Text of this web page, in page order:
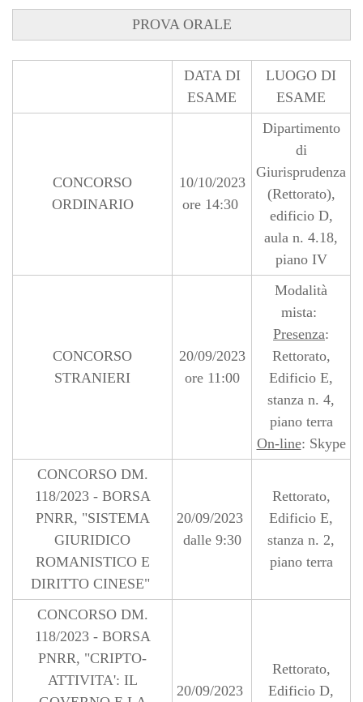
PROVA ORALE
DATA DI
ESAME
LUOGO DI
ESAME
CONCORSO
ORDINARIO
10/10/2023
ore 14:30
Dipartimento
di
Giurisprudenza
(Rettorato),
edificio D,
aula n. 4.18,
piano IV
CONCORSO
STRANIERI
20/09/2023
ore 11:00
Modalità
mista:
Presenza:
Rettorato,
Edificio E,
stanza n. 4,
piano terra
On-line: Skype
CONCORSO DM.
118/2023 - BORSA
PNRR, "SISTEMA
GIURIDICO
ROMANISTICO E
DIRITTO CINESE"
20/09/2023
dalle 9:30
Rettorato,
Edificio E,
stanza n. 2,
piano terra
CONCORSO DM.
118/2023 - BORSA
PNRR, "CRIPTO-
ATTIVITA': IL
20/09/2023
Rettorato,
Edificio D,